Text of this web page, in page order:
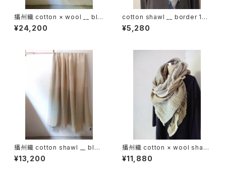
播州織 cotton × wool __ blo
ck 220-120 埋火GK
¥24,200
cotton shawl __ border 160
蒼昊w
¥5,280
播州織 cotton shawl __ bloc
k 220-120 積藁BG
¥13,200
播州織 cotton × wool shawl
__ block 220 枯芒K
¥11,880